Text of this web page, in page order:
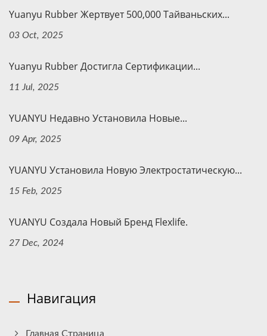
Yuanyu Rubber Жертвует 500,000 Тайваньских...
03 Oct, 2025
Yuanyu Rubber Достигла Сертификации...
11 Jul, 2025
YUANYU Недавно Установила Новые...
09 Apr, 2025
YUANYU Установила Новую Электростатическую...
15 Feb, 2025
YUANYU Создала Новый Бренд Flexlife.
27 Dec, 2024
Навигация
Главная Страница